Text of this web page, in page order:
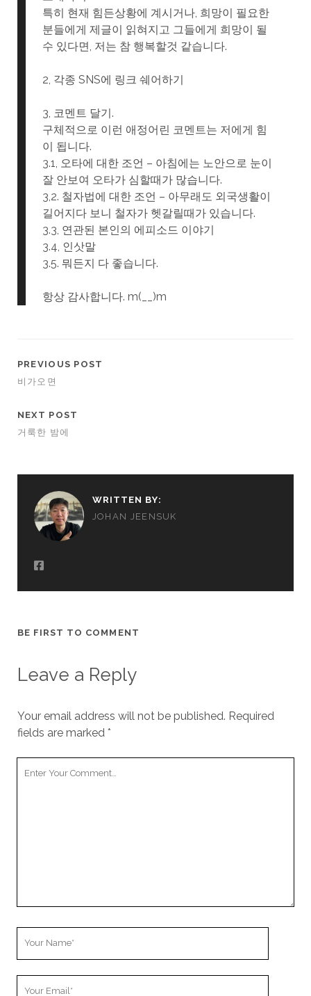
특히 현재 힘든상황에 계시거나, 희망이 필요한
분들에게 제글이 읽혀지고 그들에게 희망이 될
수 있다면, 저는 참 행복할것 같습니다.
2, 각종 SNS에 링크 쉐어하기
3, 코멘트 달기.
구체적으로 이런 애정어린 코멘트는 저에게 힘
이 됩니다.
3.1, 오타에 대한 조언 – 아침에는 노안으로 눈이
잘 안보여 오타가 심할때가 많습니다.
3,2. 철자법에 대한 조언 – 아무래도 외국생활이
길어지다 보니 철자가 헷갈릴때가 있습니다.
3.3, 연관된 본인의 에피소드 이야기
3.4, 인삿말
3.5. 뭐든지 다 좋습니다.
항상 감사합니다. m(__)m
PREVIOUS POST
비가오면
NEXT POST
거룩한 밤에
WRITTEN BY:
JOHAN JEENSUK
BE FIRST TO COMMENT
Leave a Reply
Your email address will not be published. Required
fields are marked *